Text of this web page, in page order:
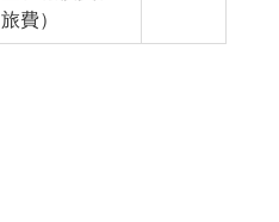
旅費）